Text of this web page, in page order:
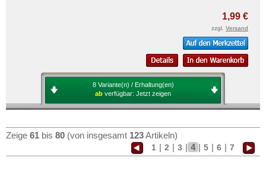
1,99 €
zzgl. Versand
8 Variante(n) / Erhaltung(en)
ab verfügbar: Jetzt zeigen
Zeige 61 bis 80 (von insgesamt 123Artikeln)
1 | 2 | 3 | 4 | 5 | 6 | 7